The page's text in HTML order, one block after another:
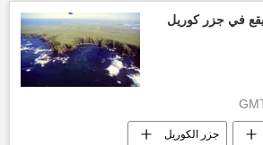
البحرين
جزر الكوريل